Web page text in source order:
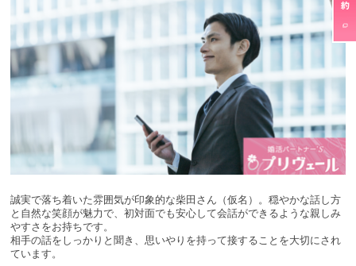
誠実で落ち着いた雰囲気が印象的な柴田さん（仮名）。穏やかな話し方
と自然な笑顔が魅力で、初対面でも安心して会話ができるような親しみ
やすさをお持ちです。
相手の話をしっかりと聞き、思いやりを持って接することを大切にされ
ています。